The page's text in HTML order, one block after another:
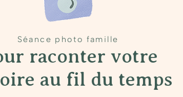
Séance photo famille
raconter votre
au fil du temps